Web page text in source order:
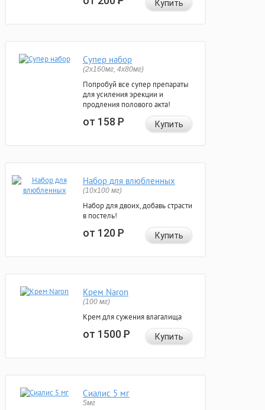
Купить
Супер набор
(2х160мг, 4х80мг)
Попробуй все супер препараты
для усиления эрекции и
продления полового акта!
от 158Р Купить
Набор для влюбленных
(10х100 мг)
Набор для двоих, добавь страсти
в постель!
от 120Р Купить
Крем Naron
(100 мг)
Крем для сужения влагалища
от 1500Р Купить
Сиалис 5 мг
5мг